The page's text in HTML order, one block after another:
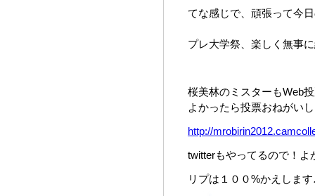
てな感じで、頑張って今
プレ大学祭、楽しく無事
桜美林のミスターもWeb
よかったら投票おねがい
http://
twitterもやってるので！
リプは１００%かえします